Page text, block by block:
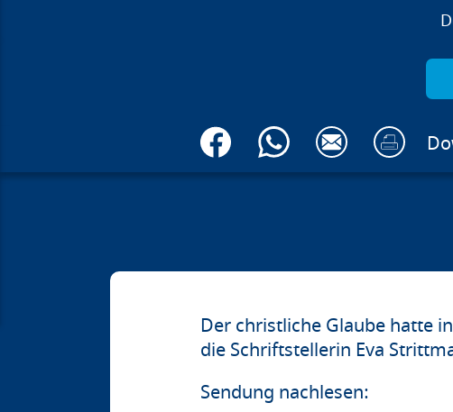
Der christliche Glaube hatte
die Schriftstellerin Eva
Sendung nachlesen: